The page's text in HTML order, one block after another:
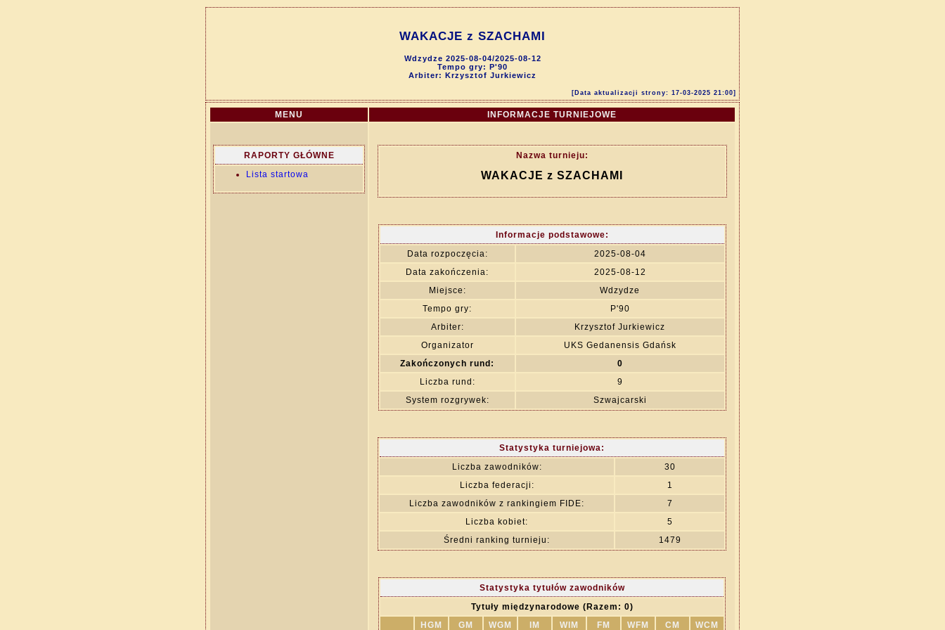
WAKACJE z SZACHAMI
Wdzydze 2025-08-04/2025-08-12
Tempo gry: P'90
Arbiter: Krzysztof Jurkiewicz
[Data aktualizacji strony: 17-03-2025 21:00]
MENU INFORMACJE TURNIEJOWE
RAPORTY GŁÓWNE
Lista startowa
Nazwa turnieju:
WAKACJE z SZACHAMI
Informacje podstawowe:
Data rozpoczęcia:
2025-08-04
Data zakończenia:
2025-08-12
Miejsce:
Wdzydze
Tempo gry:
P'90
Arbiter:
Krzysztof Jurkiewicz
Organizator
UKS Gedanensis Gdańsk
Zakończonych rund:
0
Liczba rund:
9
System rozgrywek:
Szwajcarski
Statystyka turniejowa:
Liczba zawodników:
30
Liczba federacji:
1
Liczba zawodników z rankingiem FIDE:
7
Liczba kobiet:
5
Średni ranking turnieju:
1479
Statystyka tytułów zawodników
Tytuły międzynarodowe (Razem: 0)
HGM
GM WGM IM WIM FM WFM CM WCM